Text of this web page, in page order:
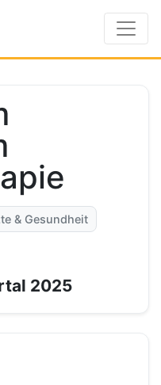
& Gesundheit
2025